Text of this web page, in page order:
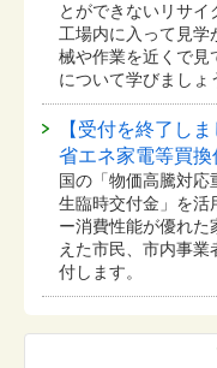
とができないリサイ
工場内に入って見学
械や作業を近くで見
について学びましょ
【受付を終了し
省エネ家電等買換
国の「物価高騰対応
生臨時交付金」を活
ー消費性能が優れた
えた市民、市内事業
付します。